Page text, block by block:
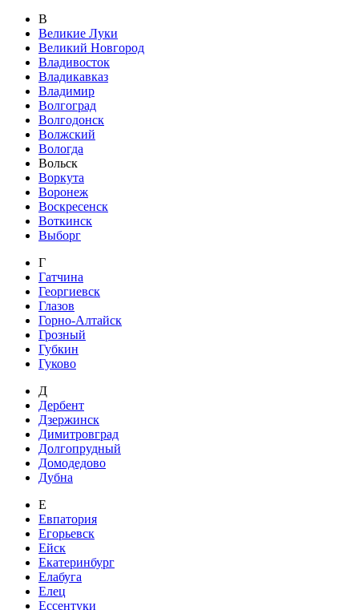
В
Великие Луки
Великий Новгород
Владивосток
Владикавказ
Владимир
Волгоград
Волгодонск
Волжский
Вологда
Вольск
Воркута
Воронеж
Воскресенск
Воткинск
Выборг
Г
Гатчина
Георгиевск
Глазов
Горно-Алтайск
Грозный
Губкин
Гуково
Д
Дербент
Дзержинск
Димитровград
Долгопрудный
Домодедово
Дубна
Е
Евпатория
Егорьевск
Ейск
Екатеринбург
Елабуга
Елец
Ессентуки